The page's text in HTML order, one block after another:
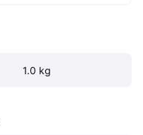
1.0 kg